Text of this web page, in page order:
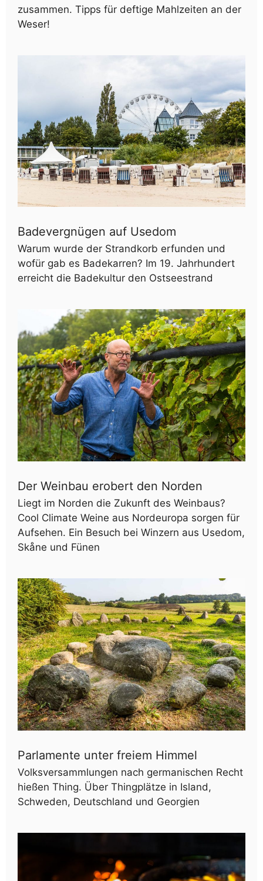
zusammen. Tipps für deftige Mahlzeiten an der
Weser!
Badevergnügen auf Usedom
Warum wurde der Strandkorb erfunden und
wofür gab es Badekarren? Im 19. Jahrhundert
erreicht die Badekultur den Ostseestrand
Der Weinbau erobert den Norden
Liegt im Norden die Zukunft des Weinbaus?
Cool Climate Weine aus Nordeuropa sorgen für
Aufsehen. Ein Besuch bei Winzern aus Usedom,
Skåne und Fünen
Parlamente unter freiem Himmel
Volksversammlungen nach germanischen Recht
hießen Thing. Über Thingplätze in Island,
Schweden, Deutschland und Georgien